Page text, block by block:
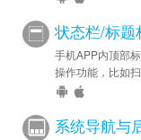
状态栏/标题
手机APP内顶部
操作功能，比如
系统导航与